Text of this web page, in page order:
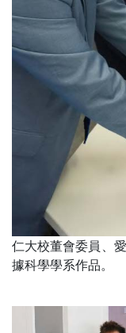
仁大校董會委員、
據科學學系作品。